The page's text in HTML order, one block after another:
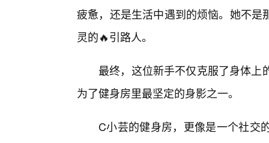
疲惫，还是生活中遇到的烦恼。她不
灵的🔥引路人。
最终，这位新手不仅克服了身体上
为了健身房里最坚定的身影之一。
C小芸的健身房，更像是一个社交